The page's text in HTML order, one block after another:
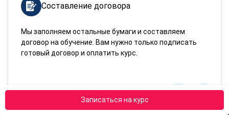
Записаться на курс
Составление договора
Мы заполняем остальные бумаги и составляем
договор на обучение. Вам нужно только подписать
готовый договор и оплатить курс.
04